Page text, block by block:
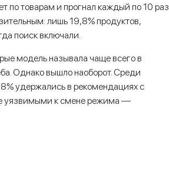
по товарам и прогнал каждый по 10 раз
лишь 19,8% продуктов,
поиск включали.
модель называла чаще всего в
Однако вышло наоборот. Среди
удержались в рекомендациях с
уязвимыми к смене режима —